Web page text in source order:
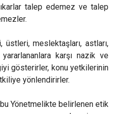
talep edemez ve talep
üstleri, meslektaşları, astları,
karşı nazik ve
gösterirler, konu yetkilerinin
yönlendirirler.
Yönetmelikte belirlenen etik